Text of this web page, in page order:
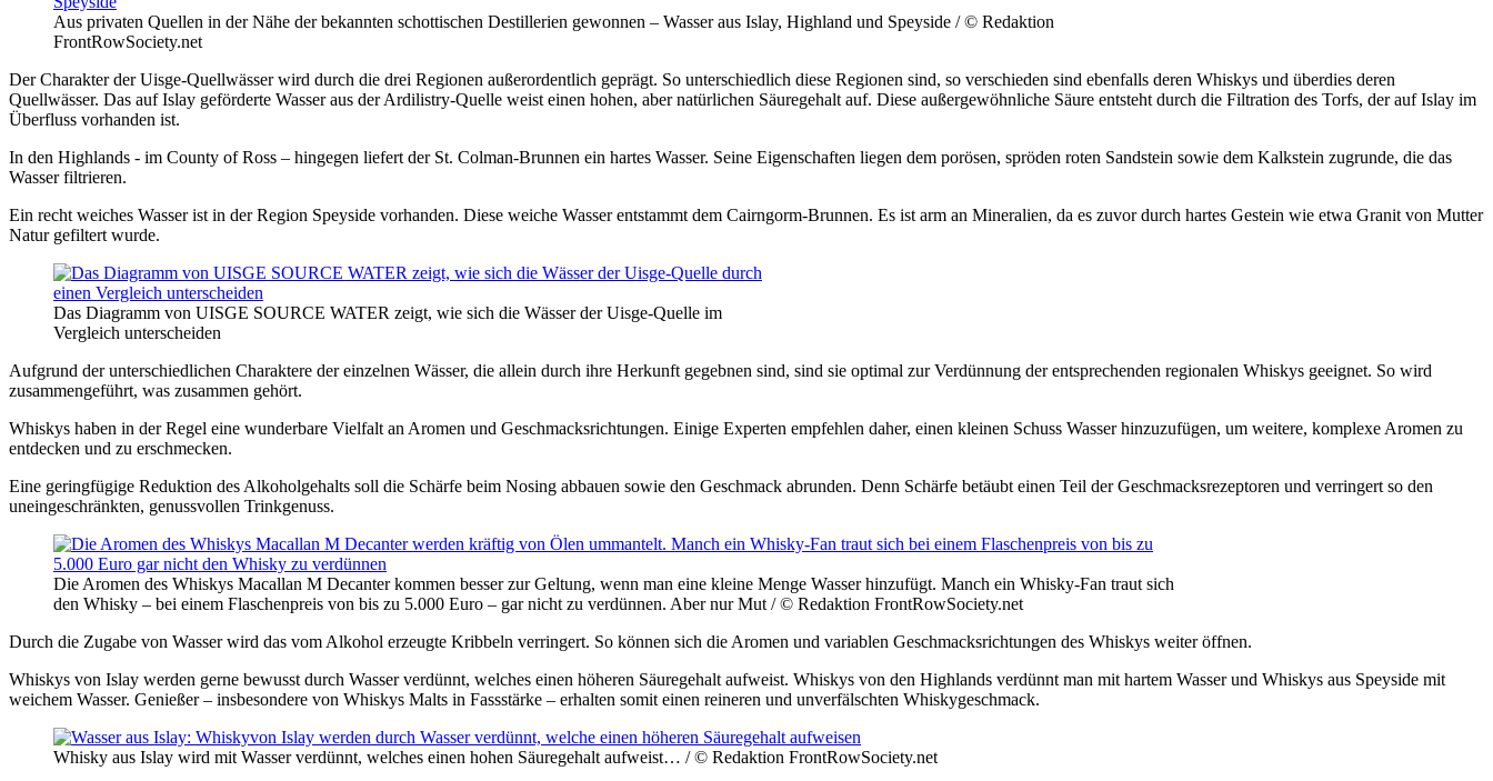
Aus privaten Quellen in der Nähe der bekannten schottischen Destillerien gewonnen – Wasser aus Islay, Highland und Speyside / © Redaktion
FrontRowSociety.net
Der Charakter der Uisge-Quellwässer wird durch die drei Regionen außerordentlich geprägt. So unterschiedlich diese Regionen sind, so verschieden sind ebenfalls deren Whiskys und überdies deren
Quellwässer. Das auf Islay geförderte Wasser aus der Ardilistry-Quelle weist einen hohen, aber natürlichen Säuregehalt auf. Diese außergewöhnliche Säure entsteht durch die Filtration des Torfs, der auf Islay im
Überfluss vorhanden ist.
In den Highlands ​- im County of Ross​ – hingegen liefert der St. Colman-Brunnen ein hartes Wasser. Seine Eigenschaften liegen dem porösen, spröden roten Sandstein sowie dem Kalkstein zugrunde, die das
Wasser filtrieren.
Ein recht weiches Wasser ist in der Region Speyside vorhanden. Diese weiche Wasser entstammt dem Cairngorm​-Brunnen. Es ist arm an Mineralien, da es zuvor durch hartes Gestein wie etwa Granit von Mutter
Natur gefiltert w​urde.
Das Diagramm von UISGE SOURCE WATER zeigt, wie sich die Wässer der Uisge-Quelle im
Vergleich unterscheiden
Aufgrund der unterschiedlichen Charaktere der einzelnen Wässer, die allein durch ihre Herkunft gegebnen sind, sind sie optimal zur Verdünnung derentsprechenden regionalen Whiskys geeignet. ​So wird
zusammengeführt, was zusammen gehört.
Whisky​s​ ha​ben in der Regel eine wunderbare Vielfalt an Aromen und Geschmacksrichtungen. Einige Experten empfehlen daher, ​einen kleinen Schuss Wasser hinzuzufügen​, um weitere, komplexe Aromen zu
entdecken und zu erschmecken.​
Eine ​geringfügige ​ Reduktion des Alkoholgehalts soll die Schärfe beim Nosing abbauen sowie den Geschmack abrunden. Denn Schärfe betäubt ​einen Teil derGeschmacksrezeptoren und ​verringert so den
uneingeschränkten, genussvollen ​Trinkgenuss​.​
Die Aromen des Whiskys Macallan M Decanter kommen besser zur Geltung, wenn man eine kleine Menge Wasser hinzufügt. Manch ein Whisky-Fan traut sich
den Whisky – bei einem Flaschenpreis von bis zu 5.000 Euro – gar nicht zu verdünnen. Aber nur Mut / © Redaktion FrontRowSociety.net
Durch die Zugabe von Wasser wird das vom Alkohol erzeugte Kribbeln verringert. So können sich die Aromen und variablen Geschmacksrichtungen des Whiskys weiter öffnen.
Whisky​s​ von Islay werden gerne bewusst durch Wasser​verdünnt, welches einen höheren Säuregehalt aufweist. Whiskys von den Highlands verdünnt man mit hartem Wasser und Whiskys aus Speyside mit
weichem Wasser. Genießer – insbesondere von Whiskys Malts in Fassstärke – erhalten somit einen reineren ​ und unverfälschten Whiskygeschmack​.​
Whisky aus Islay wird mit Wasser ​verdünnt, welches einen hohen Säuregehalt aufweist… / © Redaktion FrontRowSociety.net